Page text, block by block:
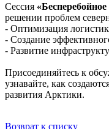
Сессия
решении проблем
- Оптимизация
- Создание
- Развитие
Присоединяйтесь к
узнавайте, как
развития Арктики.
Возврат к списку